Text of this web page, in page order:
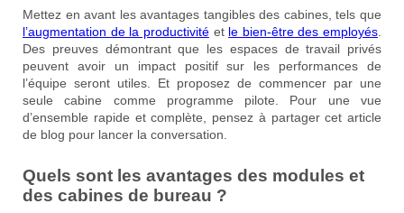
Mettez en avant les avantages tangibles des cabines, tels que
l’augmentation de la productivitéet le bien-être des employés
Des preuves démontrant que les espaces de travail privés
peuvent avoir un impact positif sur les performances de
l’équipe seront utiles. Et proposez de commencer par une
seule cabine comme programme pilote. Pour une vue
d’ensemble rapide et complète, pensez à partager cet article
de blog pour lancer la conversation.
Quels sont les avantages des modules et
des cabines de bureau ?